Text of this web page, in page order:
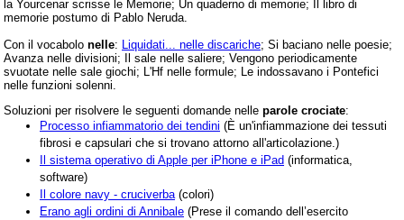
la Yourcenar scrisse le Memorie; Un quaderno di memorie; Il libro di
memorie postumo di Pablo Neruda.
Con il vocabolo nelle: Liquidati... nelle discariche; Si baciano nelle poesie;
Avanza nelle divisioni; Il sale nelle saliere; Vengono periodicamente
svuotate nelle sale giochi; L'Hf nelle formule; Le indossavano i Pontefici
nelle funzioni solenni.
Soluzioni per risolvere le seguenti domande nelle parole crociate:
Processo infiammatorio dei tendini (È un'infiammazione dei tessuti
fibrosi e capsulari che si trovano attorno all'articolazione.)
Il sistema operativo di Apple per iPhone e iPad (informatica,
software)
Il colore navy - cruciverba (colori)
Erano agli ordini di Annibale (Prese il comando dell’esercito